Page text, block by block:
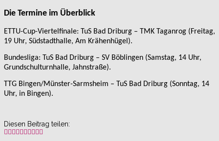
Die Termine im Überblick
ETTU-Cup-Viertelfinale: TuS Bad Driburg – TMK Taganrog (Freitag,
19 Uhr, Südstadthalle, Am Krähenhügel).
Bundesliga: TuS Bad Driburg – SV Böblingen (Samstag, 14 Uhr,
Grundschulturnhalle, Jahnstraße).
TTG Bingen/Münster-Sarmsheim – TuS Bad Driburg (Sonntag, 14
Uhr, in Bingen).
Diesen Beitrag teilen: